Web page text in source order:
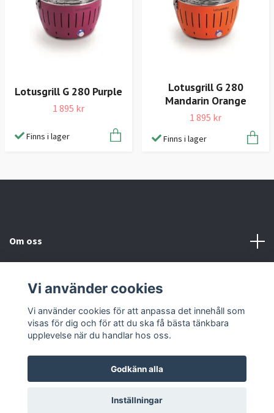
Lotusgrill G 280 Purple
1 895 kr
Finns i lager
Lotusgrill G 280
Mandarin Orange
1 895 kr
Finns i lager
Om oss
Sociala medier
© 2026 Hörnells AB
Vi använder cookies
Vi använder cookies för att anpassa det innehåll som
visas för dig och för att du ska få bästa tänkbara
upplevelse när du handlar hos oss.
Godkänn alla
Inställningar